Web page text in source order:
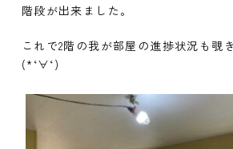
階段が出来ました。
これで2階の我が部屋の進捗状況も覗
(*‘∀‘)